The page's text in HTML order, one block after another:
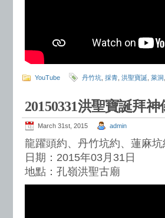
YouTube 丹竹坑 採青 洪聖寶誕 萊洞
20150331洪聖寶誕拜神
March 31st, 2015 admin
龍躍頭約、丹竹坑約、蓮麻
日期：2015年03月31日
地點：孔嶺洪聖古廟